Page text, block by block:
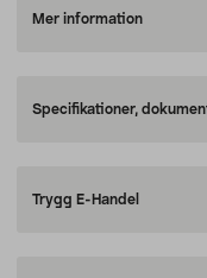
Mer information
Specifikationer,
Trygg E-Handel